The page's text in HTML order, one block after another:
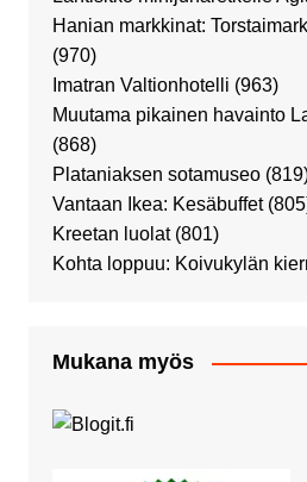
Hanian markkinat:
(970)
Imatran Valtionhotelli (963)
Muutama pikainen havainto
(868)
Plataniaksen sotamuseo
Vantaan Ikea: Kesäbuffet
Kreetan luolat (801)
Kohta loppuu: Koivukylän
Mukana myös